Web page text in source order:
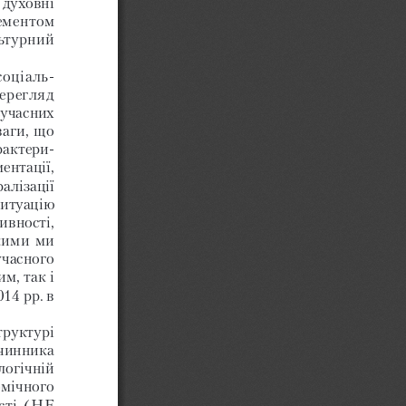
що
ми
так і
рр. в